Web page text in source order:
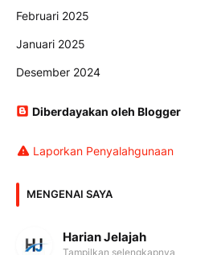
Februari 2025
Januari 2025
Desember 2024
Diberdayakan oleh Blogger
Laporkan Penyalahgunaan
MENGENAI SAYA
Harian Jelajah
Tampilkan selengkapnya